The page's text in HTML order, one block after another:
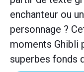
enchanteur ou
personnage ?
moments Ghibli
superbes fonds